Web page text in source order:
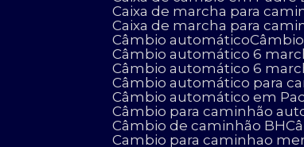
Caixa de marcha para
Caixa de marcha para
Câmbio automático
Câmbio automático 6
Câmbio automático 6
Câmbio automático para
Câmbio automático em
Câmbio para caminhão
Câmbio de caminhão BH
Cambio para caminhao